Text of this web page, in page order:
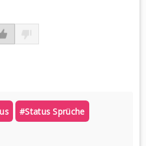
#status Sprüche